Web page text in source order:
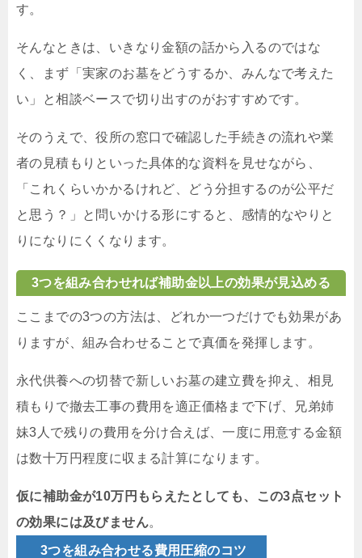
す。
そんなときは、いきなり金額の話から入るのではな
く、まず「実家のお墓をどうするか、みんなで考えた
い」と相談ベースで切り出すのがおすすめです。
そのうえで、役所の窓口で確認した手続きの流れや業
者の見積もりといった具体的な資料を見せながら、
「これくらいかかるけれど、どう分担するのが公平だ
と思う？」と問いかける形にすると、感情的なやりと
りになりにくくなります。
3つを組み合わせれば補助金以上の効果が見込める
ここまでの3つの方法は、どれか一つだけでも効果があ
りますが、組み合わせることで真価を発揮します。
永代供養への切替で新しいお墓の建立費を抑え、相見
積もりで撤去工事の費用を適正価格まで下げ、兄弟姉
妹3人で残りの費用を分け合えば、一度に用意する金額
は数十万円程度に収まる計算になります。
仮に補助金が10万円もらえたとしても、この3点セット
の効果には及びません。
3つを組み合わせる費用圧縮のコツ